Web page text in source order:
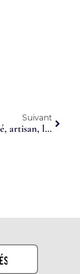
Suivant
Salarié, artisan, libéral… Il y a différentes façons d’exercer un métier